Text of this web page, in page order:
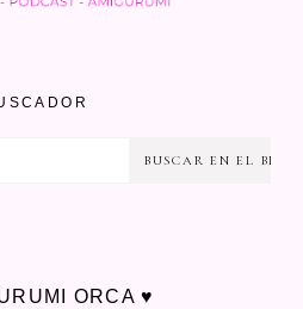
ORCA ♥